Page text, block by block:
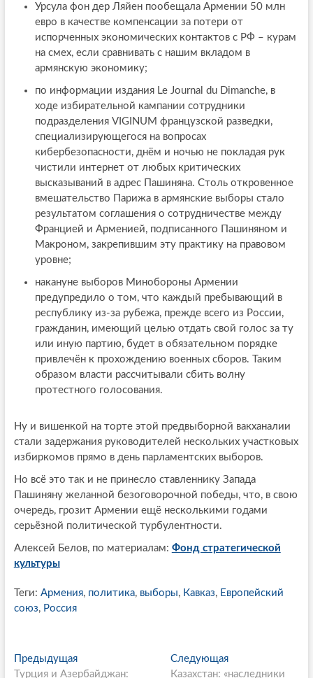
Урсула фон дер Ляйен пообещала Армении 50 млн
евро в качестве компенсации за потери от
испорченных экономических контактов с РФ – курам
на смех, если сравнивать с нашим вкладом в
армянскую экономику;
по информации издания Le Journal du Dimanche, в
ходе избирательной кампании сотрудники
подразделения VIGINUM французской разведки,
специализирующегося на вопросах
кибербезопасности, днём и ночью не покладая рук
чистили интернет от любых критических
высказываний в адрес Пашиняна. Столь откровенное
вмешательство Парижа в армянские выборы стало
результатом соглашения о сотрудничестве между
Францией и Арменией, подписанного Пашиняном и
Макроном, закрепившим эту практику на правовом
уровне;
накануне выборов Минобороны Армении
предупредило о том, что каждый пребывающий в
республику из-за рубежа, прежде всего из России,
гражданин, имеющий целью отдать свой голос за ту
или иную партию, будет в обязательном порядке
привлечён к прохождению военных сборов. Таким
образом власти рассчитывали сбить волну
протестного голосования.
Ну и вишенкой на торте этой предвыборной вакханалии
стали задержания руководителей нескольких участковых
избиркомов прямо в день парламентских выборов.
Но всё это так и не принесло ставленнику Запада
Пашиняну желанной безоговорочной победы, что, в свою
очередь, грозит Армении ещё несколькими годами
серьёзной политической турбулентности.
Алексей Белов, по материалам: Фонд стратегической
культуры
Теги: Армения, политика, выборы, Кавказ, Европейский
союз, Россия
P
ПредыдущаяП
р
Турция и Азербайджан:
Следующая
л
Казахстан: «наследники